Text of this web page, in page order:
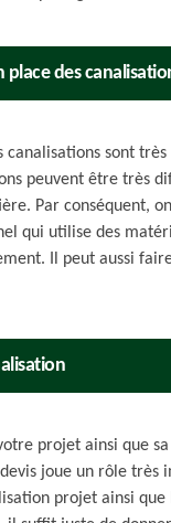
des
canalisations sont
peuvent être très
Par conséquent,
qui utilise des
Il peut aussi
projet ainsi que
joue un rôle très
projet ainsi